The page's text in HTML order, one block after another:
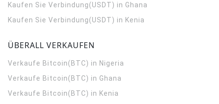
Kaufen Sie Verbindung(USDT) in Ghana
Kaufen Sie Verbindung(USDT) in Kenia
ÜBERALL VERKAUFEN
Verkaufe Bitcoin(BTC) in Nigeria
Verkaufe Bitcoin(BTC) in Ghana
Verkaufe Bitcoin(BTC) in Kenia